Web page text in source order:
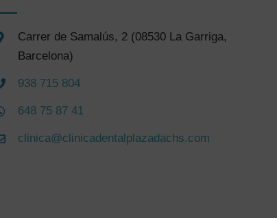
Carrer de Samalús, 2 (08530 La Garriga,
Barcelona)
938 715 804
648 75 87 41
clinica@clinicadentalplazadachs.com